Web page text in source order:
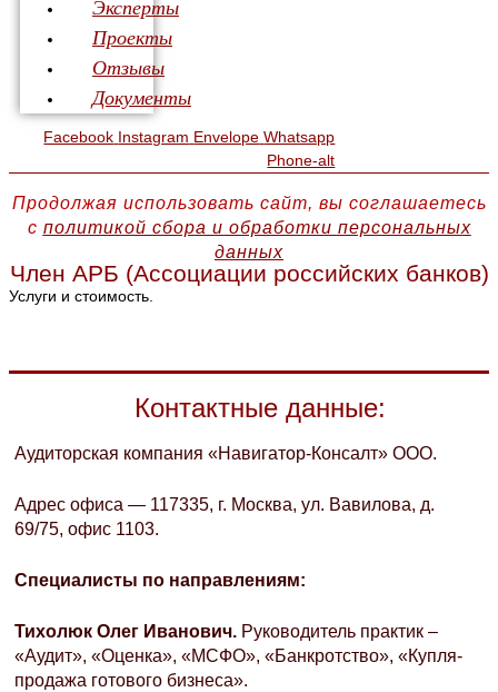
Эксперты
Проекты
Отзывы
Документы
Facebook Instagram Envelope Whatsapp
Phone-alt
Продолжая использовать сайт, вы соглашаетесь
с политикой сбора и обработки персональных
данных
Член АРБ (Ассоциации российских банков)
Услуги и стоимость.
Контактные данные:
Аудиторская компания «Навигатор-Консалт» ООО.
Адрес офиса — 117335, г. Москва, ул. Вавилова, д.
69/75, офис 1103.
Специалисты по направлениям:
Тихолюк Олег Иванович. Руководитель практик –
«Аудит», «Оценка», «МСФО», «Банкротство», «Купля-
продажа готового бизнеса».